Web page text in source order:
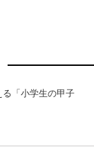
「小学生の甲子